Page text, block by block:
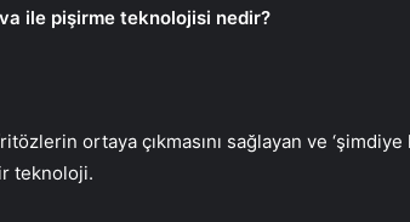
ile pişirme teknolojisi nedir?
ortaya çıkmasını sağlayan ve ‘şimdiye
teknoloji.